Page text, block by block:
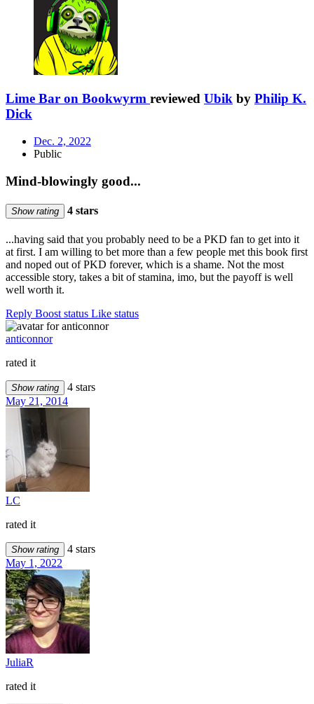
Lime Bar on Bookwyrm reviewed Ubik by Philip K.
Dick
Dec. 2, 2022
Public
Mind-blowingly good...
Show rating 4 stars
...having said that you probably need to be a PKD fan to get into it
at first. I am willing to bet more than a few people met this book first
and noped out of PKD forever, which is a shame. Not the most
accessible story, takes a bit of stamina, imo, but the payoff is well
well worth it.
Reply Boost status Like status
anticonnor
rated it
Show rating
4 stars
May 21, 2014
LC
rated it
Show rating
4 stars
May 1, 2022
JuliaR
rated it